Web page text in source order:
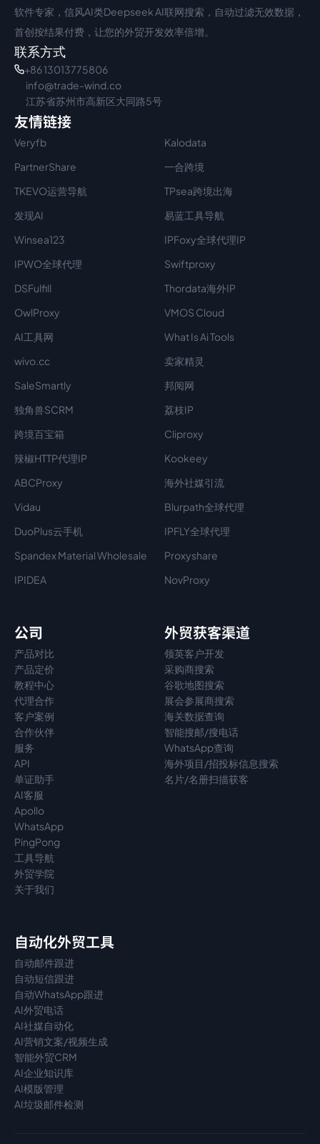
软件专家，信风AI类Deepseek AI联网搜索，自动过滤无效数据，
首创按结果付费，让您的外贸开发效率倍增。
联系方式
+86 13013775806
info@trade-wind.co
江苏省苏州市高新区大同路5号
友情链接
Veryfb
Kalodata
PartnerShare
一合跨境
TKEVO运营导航
TPsea跨境出海
发现AI
易蓝工具导航
Winsea123
IPFoxy全球代理IP
IPWO全球代理
Swiftproxy
DSFulfill
Thordata海外IP
OwlProxy
VMOS Cloud
AI工具网
What Is Ai Tools
wivo.cc
卖家精灵
SaleSmartly
邦阅网
独角兽SCRM
荔枝IP
跨境百宝箱
Cliproxy
辣椒HTTP代理IP
Kookeey
ABCProxy
海外社媒引流
Vidau
Blurpath全球代理
DuoPlus云手机
IPFLY全球代理
Spandex Material Wholesale​
Proxyshare
IPIDEA
NovProxy
公司
产品对比
产品定价
教程中心
代理合作
客户案例
合作伙伴
服务
API
单证助手
AI客服
Apollo
WhatsApp
PingPong
工具导航
外贸学院
关于我们
外贸获客渠道
领英客户开发
采购商搜索
谷歌地图搜索
展会参展商搜索
海关数据查询
智能搜邮/搜电话
WhatsApp查询
海外项目/招投标信息搜索
名片/名册扫描获客
自动化外贸工具
自动邮件跟进
自动短信跟进
自动WhatsApp跟进
AI外贸电话
AI社媒自动化
AI营销文案/视频生成
智能外贸CRM
AI企业知识库
AI模版管理
AI垃圾邮件检测